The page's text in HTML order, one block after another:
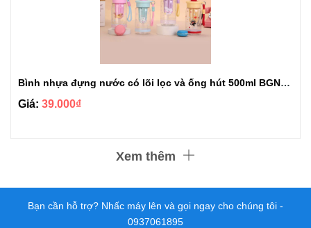
Bình nhựa đựng nước có lõi lọc và ống hút 500ml BGN513
Giá: 39.000₫
Xem thêm
Bạn cần hỗ trợ? Nhấc máy lên và gọi ngay cho chúng tôi -
0937061895